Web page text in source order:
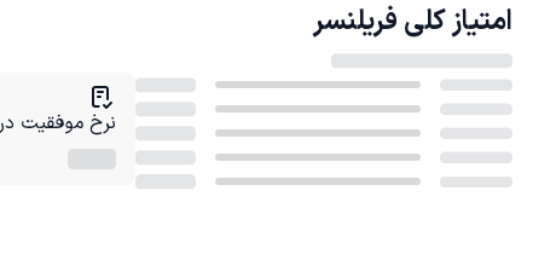
امتیاز کلی فریلنسر
نرخ موفقیت